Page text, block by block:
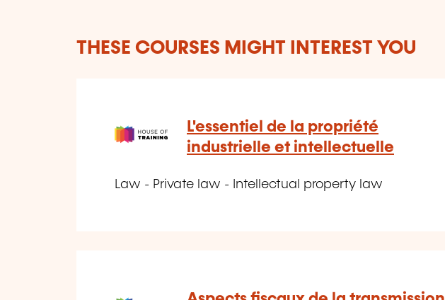
THESE COURSES MIGHT INTEREST YOU
L'essentiel de la propriété
industrielle et intellectuelle
Law - Private law - Intellectual property law